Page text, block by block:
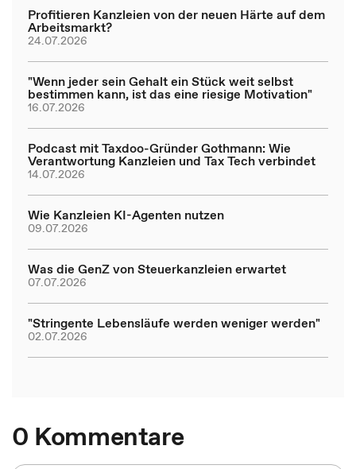
Profitieren Kanzleien von der neuen Härte auf dem
Arbeitsmarkt?
24.07.2026
"Wenn jeder sein Gehalt ein Stück weit selbst
bestimmen kann, ist das eine riesige Motivation"
16.07.2026
Podcast mit Taxdoo-Gründer Gothmann: Wie
Verantwortung Kanzleien und Tax Tech verbindet
14.07.2026
Wie Kanzleien KI-Agenten nutzen
09.07.2026
Was die GenZ von Steuerkanzleien erwartet
07.07.2026
"Stringente Lebensläufe werden weniger werden"
02.07.2026
0 Kommentare